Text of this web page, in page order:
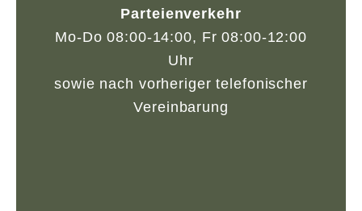
Parteienverkehr
Mo-Do 08:00-14:00, Fr 08:00-12:00
Uhr
sowie nach vorheriger telefonischer
Vereinbarung